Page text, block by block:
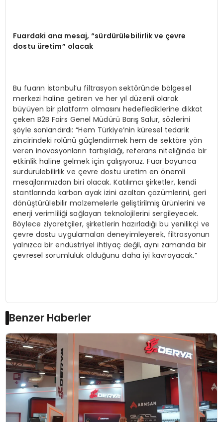
Fuardaki ana mesaj, “sürdürülebilirlik ve çevre
dostu üretim” olacak
Bu fuarın İstanbul’u filtrasyon sektöründe bölgesel
merkezi haline getiren ve her yıl düzenli olarak
büyüyen bir platform olmasını hedeflediklerine dikkat
çeken B2B Fairs Genel Müdürü Barış Salur, sözlerini
şöyle sonlandırdı: “Hem Türkiye’nin küresel tedarik
zincirindeki rolünü güçlendirmek hem de sektöre yön
veren inovasyonların tartışıldığı, referans niteliğinde bir
etkinlik haline gelmek için çalışıyoruz. Fuar boyunca
sürdürülebilirlik ve çevre dostu üretim en önemli
mesajlarımızdan biri olacak. Katılımcı şirketler, kendi
stantlarında karbon ayak izini azaltan çözümlerini, geri
dönüştürülebilir malzemelerle geliştirilmiş ürünlerini ve
enerji verimliliği sağlayan teknolojilerini sergileyecek.
Böylece ziyaretçiler, şirketlerin hazırladığı bu yenilikçi ve
çevre dostu uygulamaları deneyimleyerek, filtrasyonun
yalnızca bir endüstriyel ihtiyaç değil, aynı zamanda bir
çevresel sorumluluk olduğunu daha iyi kavrayacak.”
Benzer Haberler